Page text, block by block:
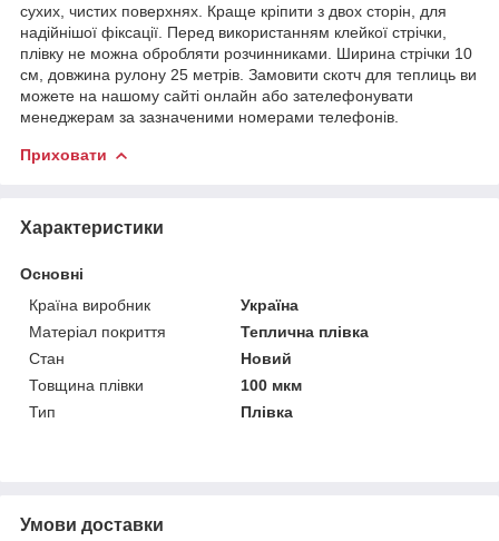
сухих, чистих поверхнях. Краще кріпити з двох сторін, для
надійнішої фіксації. Перед використанням клейкої стрічки,
плівку не можна обробляти розчинниками. Ширина стрічки 10
см, довжина рулону 25 метрів. Замовити скотч для теплиць ви
можете на нашому сайті онлайн або зателефонувати
менеджерам за зазначеними номерами телефонів.
Приховати
Характеристики
Основні
Країна виробник
Україна
Матеріал покриття
Теплична плівка
Стан
Новий
Товщина плівки
100 мкм
Тип
Плівка
Умови доставки